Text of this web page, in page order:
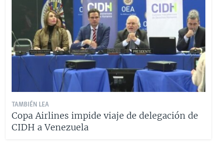
TAMBIÉN LEA
Copa Airlines impide viaje de delegación de
CIDH a Venezuela